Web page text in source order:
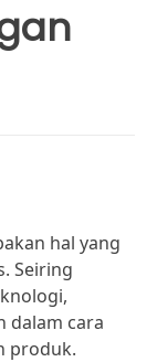
hal yang
Seiring
dalam cara
produk.